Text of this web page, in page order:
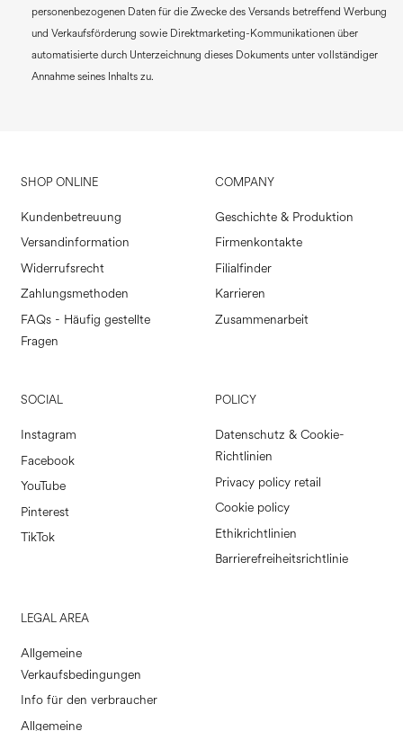
personenbezogenen Daten für die Zwecke des Versands betreffend Werbung
und Verkaufsförderung sowie Direktmarketing-Kommunikationen über
automatisierte durch Unterzeichnung dieses Dokuments unter vollständiger
Annahme seines Inhalts zu.
SHOP ONLINE
Kundenbetreuung
Versandinformation
Widerrufsrecht
Zahlungsmethoden
FAQs - Häufig gestellte
Fragen
COMPANY
Geschichte & Produktion
Firmenkontakte
Filialfinder
Karrieren
Zusammenarbeit
SOCIAL
Instagram
Facebook
YouTube
Pinterest
TikTok
POLICY
Datenschutz & Cookie-
Richtlinien
Privacy policy retail
Cookie policy
Ethikrichtlinien
Barrierefreiheitsrichtlinie
LEGAL AREA
Allgemeine
Verkaufsbedingungen
Info für den verbraucher
Allgemeine